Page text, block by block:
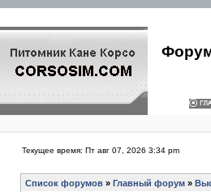
Текущее время: Пт авг 07, 2026 3:34 pm
Список форумов » Главный форум »